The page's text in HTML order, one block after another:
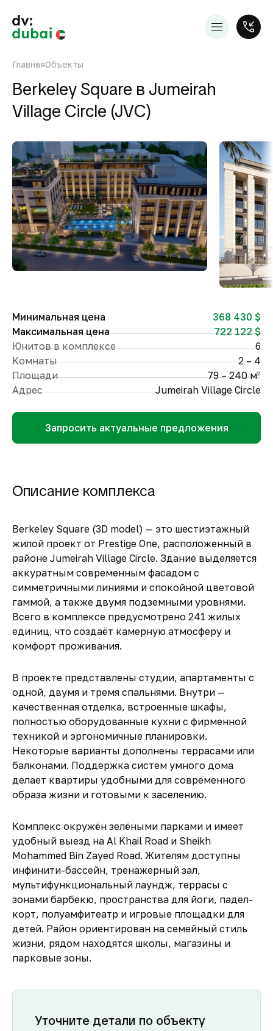
ГлавнаяОбъекты
Berkeley Square в Jumeirah
Village Circle (JVC)
Минимальная цена
368 430 $
Максимальная цена
722 122 $
Юнитов в комплексе
6
Комнаты
2 – 4
Площади
79 – 240 м2
Адрес Jumeirah Village Circle
Запросить актуальные предложения
Описание комплекса
Berkeley Square (3D model) — это шестиэтажный
жилой проект от Prestige One, расположенный в
районе Jumeirah Village Circle. Здание выделяется
аккуратным современным фасадом с
симметричными линиями и спокойной цветовой
гаммой, а также двумя подземными уровнями.
Всего в комплексе предусмотрено 241 жилых
единиц, что создаёт камерную атмосферу и
комфорт проживания.
В проекте представлены студии, апартаменты с
одной, двумя и тремя спальнями. Внутри —
качественная отделка, встроенные шкафы,
полностью оборудованные кухни с фирменной
техникой и эргономичные планировки.
Некоторые варианты дополнены террасами или
балконами. Поддержка систем умного дома
делает квартиры удобными для современного
образа жизни и готовыми к заселению.
Комплекс окружён зелёными парками и имеет
удобный выезд на Al Khail Road и Sheikh
Mohammed Bin Zayed Road. Жителям доступны
инфинити-бассейн, тренажерный зал,
мультифункциональный лаундж, террасы с
зонами барбекю, пространства для йоги, падел-
корт, полуамфитеатр и игровые площадки для
детей. Район ориентирован на семейный стиль
жизни, рядом находятся школы, магазины и
парковые зоны.
Уточните детали по объекту